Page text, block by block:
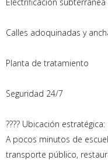
Calles adoquinadas y
Planta de tratamiento
Seguridad 24/7
???? Ubicación estratégica:
A pocos minutos de
transporte público,